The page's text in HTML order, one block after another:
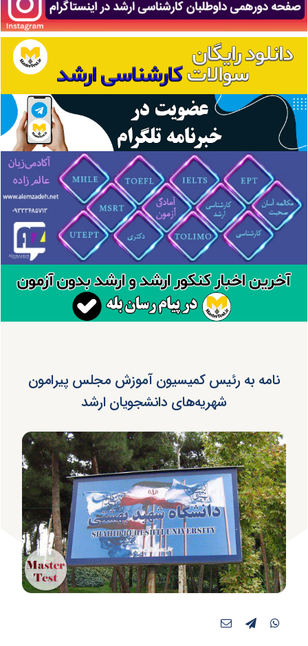
نامه به رئیس کمیسیون آموزش مجلس پیرامون
شهریه‌های دانشجویان ارشد